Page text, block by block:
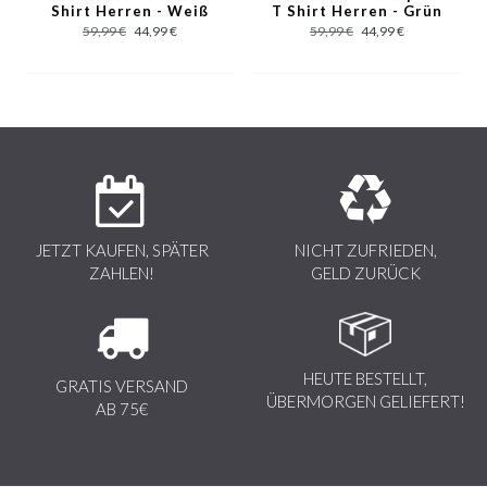
Charakteristisch für die Marke sind die Sieb- und Digitaldrucke,
Shirt Herren - Weiß
59,99 € 44,99 €
T Shirt Herren - Grün
59,99 € 44,99 €
JETZT KAUFEN, SPÄTER
ZAHLEN!
NICHT ZUFRIEDEN,
GELD ZURÜCK
GRATIS VERSAND
AB 75€
HEUTE BESTELLT,
ÜBERMORGEN GELIEFERT!